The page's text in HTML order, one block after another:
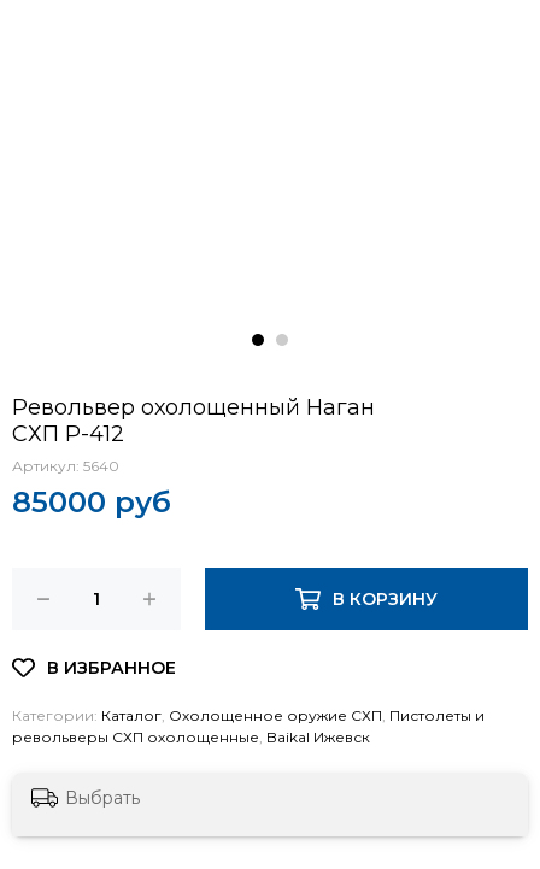
Револьвер охолощенный Наган
СХП Р-412
Артикул: 5640
85000 руб
В КОРЗИНУ
Категории: Каталог, Охолощенное оружие СХП, Пистолеты и
револьверы СХП охолощенные, Baikal Ижевск
Выбрать